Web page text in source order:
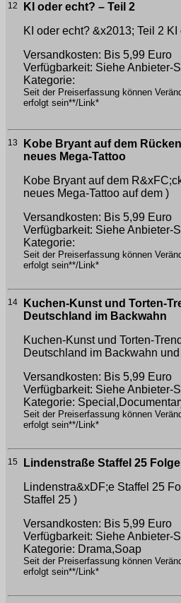
12
KI oder echt? – Teil 2
KI oder echt? &x2013; Teil 2 KI
Versandkosten: Bis 5,99 Euro
Verfügbarkeit: Siehe Anbieter-
Kategorie:
Seit der Preiserfassung können
erfolgt sein**/Link*
13
Kobe Bryant auf dem
neues Mega-Tattoo
Kobe Bryant auf dem
neues Mega-Tattoo auf dem )
Versandkosten: Bis 5,99 Euro
Verfügbarkeit: Siehe Anbieter-
Kategorie:
Seit der Preiserfassung können
erfolgt sein**/Link*
14
Kuchen-Kunst und Torten-
Deutschland im Backwahn
Kuchen-Kunst und Torten-
Deutschland im Backwahn
Versandkosten: Bis 5,99 Euro
Verfügbarkeit: Siehe Anbieter-
Kategorie:
Seit der Preiserfassung können
erfolgt sein**/Link*
15
Lindenstraße Staffel 25
Lindenstra&xDF;e Staffel 25
Staffel 25 )
Versandkosten: Bis 5,99 Euro
Verfügbarkeit: Siehe Anbieter-
Kategorie: Drama,Soap
Seit der Preiserfassung können
erfolgt sein**/Link*